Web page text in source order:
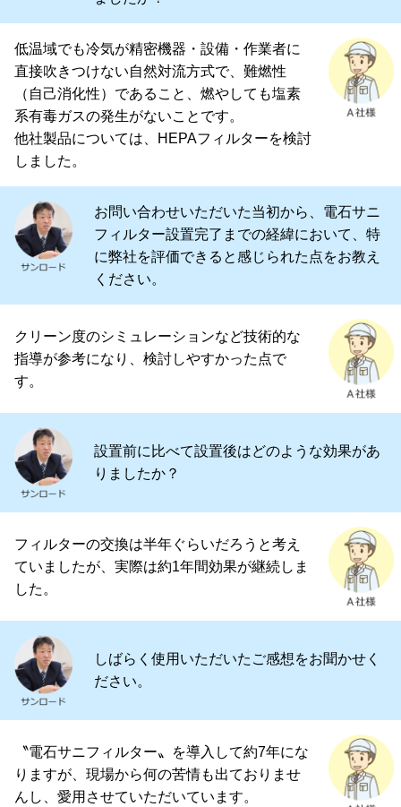
低温域でも冷気が精密機器・設備・作業者に
直接吹きつけない自然対流方式で、難燃性
（自己消化性）であること、燃やしても塩素
系有毒ガスの発生がないことです。
他社製品については、HEPAフィルターを検討
しました。
お問い合わせいただいた当初から、電石サニ
フィルター設置完了までの経緯において、特
に弊社を評価できると感じられた点をお教え
ください。
クリーン度のシミュレーションなど技術的な
指導が参考になり、検討しやすかった点で
す。
設置前に比べて設置後はどのような効果があ
りましたか？
フィルターの交換は半年ぐらいだろうと考え
ていましたが、実際は約1年間効果が継続しま
した。
しばらく使用いただいたご感想をお聞かせく
ださい。
〝電石サニフィルター〟を導入して約7年にな
りますが、現場から何の苦情も出ておりませ
んし、愛用させていただいています。